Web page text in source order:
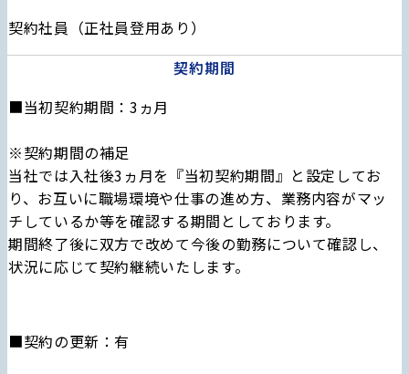
契約社員（正社員登用あり）
契約期間
■当初契約期間：3ヵ月
※契約期間の補足
当社では入社後3ヵ月を『当初契約期間』と設定してお
り、お互いに職場環境や仕事の進め方、業務内容がマッ
チしているか等を確認する期間としております。
期間終了後に双方で改めて今後の勤務について確認し、
状況に応じて契約継続いたします。
■契約の更新：有